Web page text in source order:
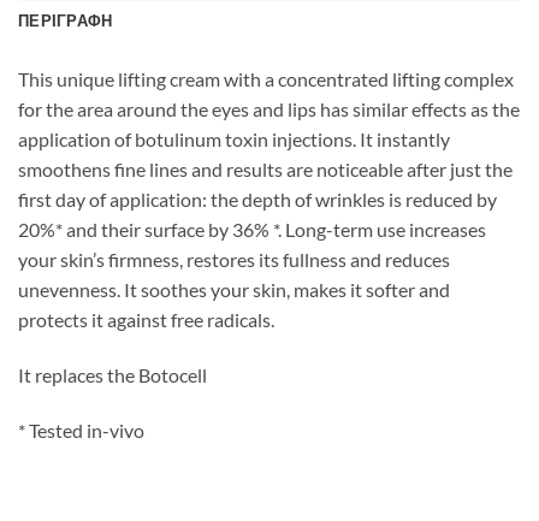
ΠΕΡΙΓΡΑΦΉ
This unique lifting cream with a concentrated lifting complex
for the area around the eyes and lips has similar effects as the
application of botulinum toxin injections. It instantly
smoothens fine lines and results are noticeable after just the
first day of application: the depth of wrinkles is reduced by
20%* and their surface by 36% *. Long-term use increases
your skin’s firmness, restores its fullness and reduces
unevenness. It soothes your skin, makes it softer and
protects it against free radicals.
It replaces the Botocell
* Tested in-vivo